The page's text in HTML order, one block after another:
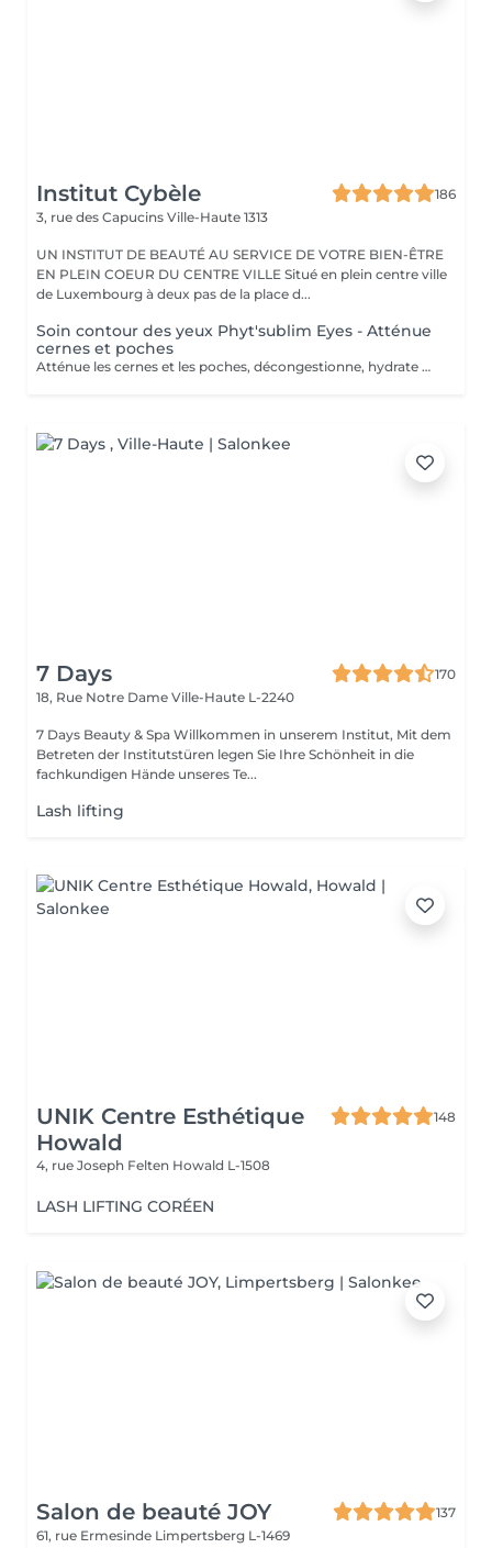
Institut Cybèle
186
3, rue des Capucins Ville-Haute 1313
UN INSTITUT DE BEAUTÉ AU SERVICE DE VOTRE BIEN-ÊTRE
EN PLEIN COEUR DU CENTRE VILLE Situé en plein centre ville
de Luxembourg à deux pas de la place d...
Soin contour des yeux Phyt'sublim Eyes - Atténue
cernes et poches
Atténue les cernes et les poches, décongestionne, hydrate Avec le soin contour des yeux certifié bio Phyt'Sublim Eyes, découvrez toute l'expertise professionnelle de Phyt's rien que pour vos yeux. Constitué de 8 étapes, qui s'enchaînent au rythme des manuvres décongestionnantes et drainantes, il conjugue parfaitement soin et détente. Sérum bio concentré d'actifs, baume fondant stimulant, masque peel-off défroissant et émulsion légère défatigante Immédiatement, décongestionné et dynamisé. Convient pour : Tous types de peaux
7 Days
170
18, Rue Notre Dame Ville-Haute L-2240
7 Days Beauty & Spa Willkommen in unserem Institut, Mit dem
Betreten der Institutstüren legen Sie Ihre Schönheit in die
fachkundigen Hände unseres Te...
Lash lifting
UNIK Centre Esthétique
Howald
148
4, rue Joseph Felten Howald L-1508
LASH LIFTING CORÉEN
Salon de beauté JOY
137
61, rue Ermesinde Limpertsberg L-1469